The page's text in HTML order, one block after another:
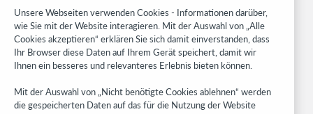
Research
WebJunction
Developer Network
Stay in the know.
Get the latest product updates, research, events, and much more—
Unsere Webseiten verwenden Cookies - Informationen darüber,
wie Sie mit der Website interagieren. Mit der Auswahl von „Alle
Cookies akzeptieren“ erklären Sie sich damit einverstanden, dass
Ihr Browser diese Daten auf Ihrem Gerät speichert, damit wir
Ihnen ein besseres und relevanteres Erlebnis bieten können.
Mit der Auswahl von „Nicht benötigte Cookies ablehnen“ werden
die gespeicherten Daten auf das für die Nutzung der Website